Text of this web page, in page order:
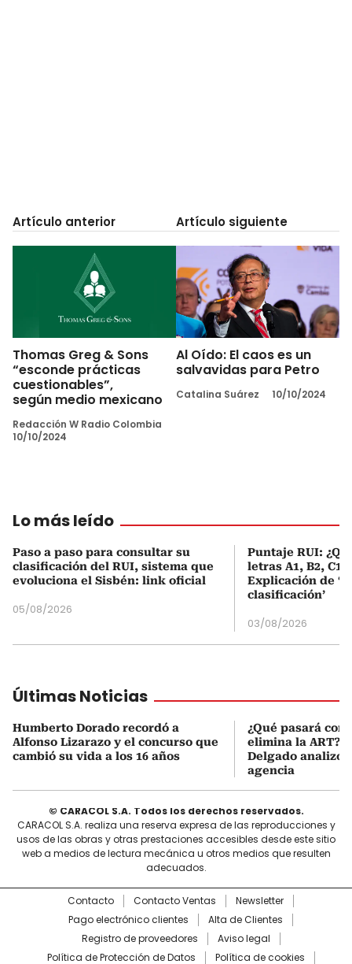
Artículo anterior
Thomas Greg & Sons
“esconde prácticas
cuestionables”,
según medio mexicano
Redacción W Radio Colombia
10/10/2024
Artículo siguiente
Al Oído: El caos es un
salvavidas para Petro
Catalina Suárez 10/10/2024
Lo más leído
Paso a paso para consultar su
clasificación del RUI, sistema que
evoluciona el Sisbén: link oficial
05/08/2026
Puntaje RUI:
letras A1, B2, C1
Explicación de
clasificación’
03/08/2026
Últimas Noticias
Humberto Dorado recordó a
Alfonso Lizarazo y el concurso que
cambió su vida a los 16 años
¿Qué pasará con
elimina la ART?
Delgado analizó
agencia
© CARACOL S.A. Todos los derechos reservados.
CARACOL S.A. realiza una reserva expresa de las reproducciones y
usos de las obras y otras prestaciones accesibles desde este sitio
web a medios de lectura mecánica u otros medios que resulten
adecuados.
Contacto Contacto Ventas
Newsletter
Pago electrónico clientes
Alta de Clientes
Registro de proveedores
Aviso legal
Política de Protección de Datos
Política de cookies